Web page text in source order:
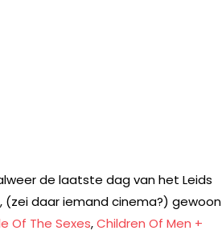
de laatste dag van het Leids
(zei daar iemand cinema?) gewoon
Of The Sexes,Children Of Men +